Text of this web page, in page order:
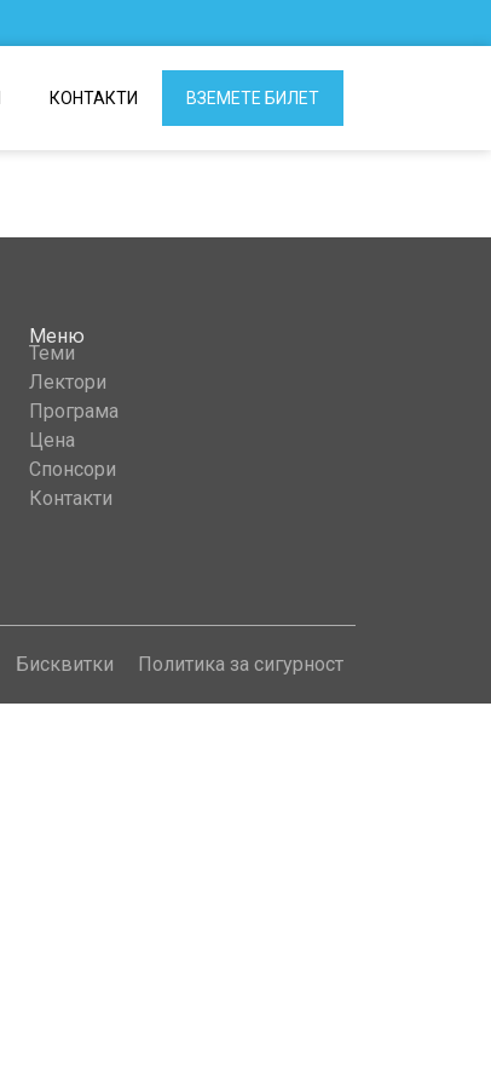
КОНТАКТИ ВЗЕМЕТЕ БИЛЕТ
Меню
Теми
Лектори
Програма
Цена
Спонсори
Контакти
Бисквитки Политика за сигурност